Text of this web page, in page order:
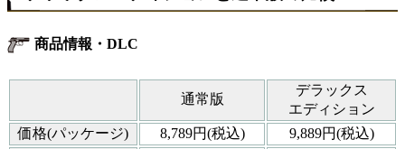
商品情報・DLC
通常版
デラックス
エディション
価格(パッケージ)
8,789円(税込)
9,889円(税込)